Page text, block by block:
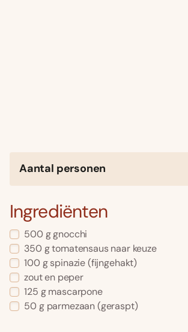
Aantal personen
Ingrediënten
500 ggnocchi
350 gtomatensaus naar keuze
100 g spinazie(fijngehakt)
zout en peper
125 g mascarpone
50 g parmezaan(geraspt)